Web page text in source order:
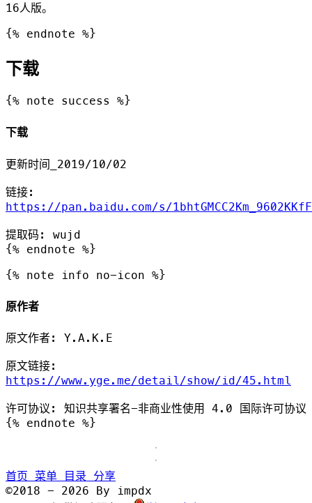
16人版。
{% endnote %}
下载
{% note success %}
下载
更新时间_2019/10/02
链接:
https://pan.baidu.com/s/
提取码: wujd
{% endnote %}
{% note info no-icon %}
原作者
原文作者: Y.A.K.E
原文链接:
https://www.yge.me/detail/show/id/45.html
许可协议: 知识共享署名-非商业性使用 4.0 国际许可协议
{% endnote %}
首页 菜单 目录 分享
©2018 - 2026 By impdx